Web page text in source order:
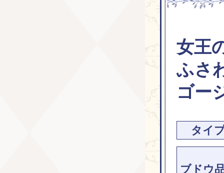
女王
ふさ
ゴー
タイ
ブドウ